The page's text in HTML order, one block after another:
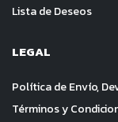
Lista de Deseos
LEGAL
Política de Envío,
Términos y